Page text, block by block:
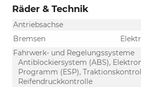
Räder & Technik
Antriebsachse
Bremsen
Fahrwerk- und Regelungssysteme
Antiblockiersystem (ABS),
Programm (ESP),
Reifendruckkontrolle